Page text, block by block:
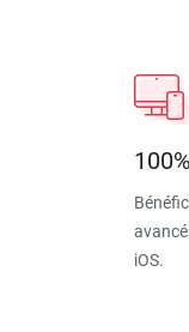
iOS.